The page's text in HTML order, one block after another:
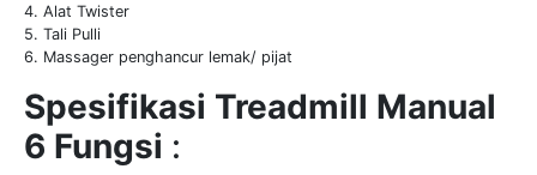
4. Alat Twister
5. Tali Pulli
6. Massager penghancur lemak/ pijat
Spesifikasi Treadmill Manual
6 Fungsi :